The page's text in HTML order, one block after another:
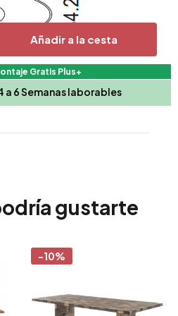
Añadir a la cesta
Gratis Plus+
a 6 Semanas laborables
gustarte
-10%